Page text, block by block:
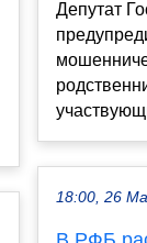
Депутат
18:00, 26